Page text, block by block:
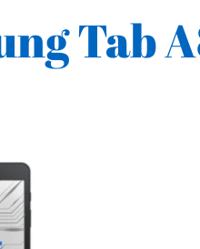
Tab